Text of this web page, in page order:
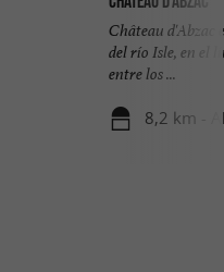
Château d'Abzac
del río Isle, en el
entre los ...
8,2 km -